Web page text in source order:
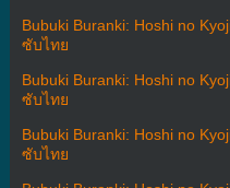
Bubuki Buranki: Hoshi no
ซับไทย
Bubuki Buranki: Hoshi no
ซับไทย
Bubuki Buranki: Hoshi no
ซับไทย